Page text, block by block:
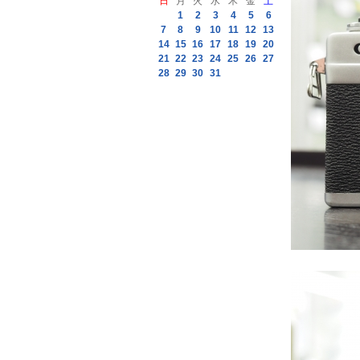
1
2 3 4 5
6
7
8 9 10 11 12 13
14 15 16 17 18 19 20
21 22 23 24 25 26 27
28 29 30 31